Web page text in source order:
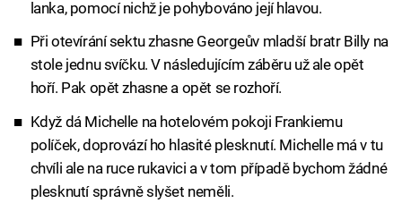
lanka, pomocí nichž je pohybováno její hlavou.
Při otevírání sektu zhasne Georgeův mladší bratr Billy na
stole jednu svíčku. V následujícím záběru už ale opět
hoří. Pak opět zhasne a opět se rozhoří.
Když dá Michelle na hotelovém pokoji Frankiemu
políček, doprovází ho hlasité plesknutí. Michelle má v tu
chvíli ale na ruce rukavici a v tom případě bychom žádné
plesknutí správně slyšet neměli.